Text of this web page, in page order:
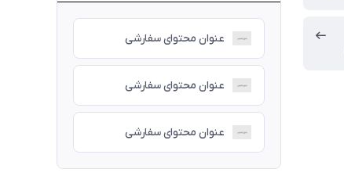
عنوان محتوای سفارشی
عنوان محتوای سفارشی
عنوان محتوای سفارشی